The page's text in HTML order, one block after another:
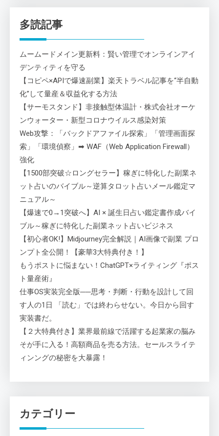
多読記事
ムームードメイン更新料：賢い管理でオンラインアイ
デンティティを守る
【コピペ×APIで爆速副業】楽天トラベル記事を“半自動
化”して量産＆収益化する方法
【サーモスタンド】非接触型体温計・株式会社オーケ
ンウォーター・新型コロナウイルス感染対策
Web攻撃：「バックドアファイル探索」「管理画面探
索」「環境偵察」➡ WAF（Web Application Firewall）
強化
【1500部突破☆ロングセラー】稼ぎに特化した副業ネ
ット占いのバイブル～逆算タロット占いメール鑑定マ
ニュアル～
【爆速で0→1突破へ】AI × 誕生日占い鑑定書作成バイ
ブル～稼ぎに特化した副業ネット占いビジネス
【初心者OK!】Midjourney完全解説｜AI画像で副業 プロ
ンプト全公開！【豪華3大特典付き！】
もうポストに悩まない！ChatGPT×ライティング『ポス
ト量産術』
仕事OS実装完全版──思考・判断・行動を設計して回
す人の1日 「読む」では終わらせない。今日から回す
実装書だ。
【２大特典付き】業界最前線で活躍する起業家の脳み
そが手に入る！高額商品を売る方法。セールスライテ
ィンングの秘密を大暴露！
カテゴリー